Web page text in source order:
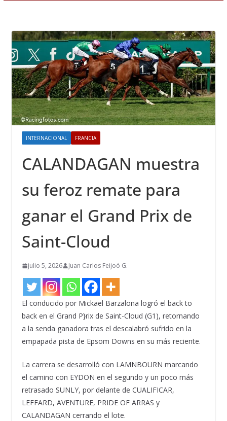
INTERNACIONAL FRANCIA
CALANDAGAN muestra
su feroz remate para
ganar el Grand Prix de
Saint-Cloud
julio 5, 2026 Juan Carlos Feijoó G.
El conducido por Mickael Barzalona logró el back to
back en el Grand P}rix de Saint-Cloud (G1), retornando
a la senda ganadora tras el descalabró sufrido en la
empapada pista de Epsom Downs en su más reciente.
La carrera se desarrolló con LAMNBOURN marcando
el camino con EYDON en el segundo y un poco más
retrasado SUNLY, por delante de CUALIFICAR,
LEFFARD, AVENTURE, PRIDE OF ARRAS y
CALANDAGAN cerrando el lote.